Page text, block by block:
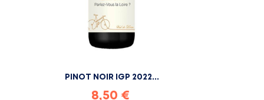
PINOT NOIR IGP 2022...
Prix
8,50 €